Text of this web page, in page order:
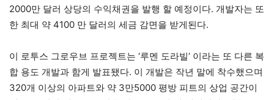
2000만 달러 상당의 수익채권을 발행 할 예정이다. 개발자는 또
한 최대 약 4100 만 달러의 세금 감면을 받게된다.
이 로투스 그로우브 프로젝트는 ‘루멘 도라빌’ 이라는 또 다른 복
합 용도 개발과 함게 발표됐다. 이 개발은 작년 말에 착수했으며
320개 이상의 아파트와 약 3만5000 평방 피트의 상업 공간이